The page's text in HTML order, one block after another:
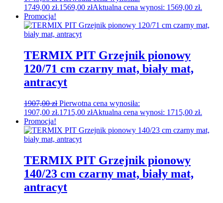
1749,00 zł.1569,00 złAktualna cena wynosi: 1569,00 zł.
Promocja!
TERMIX PIT Grzejnik pionowy
120/71 cm czarny mat, biały mat,
antracyt
1907,00zł Pierwotna cena wynosiła:
1907,00 zł.1715,00 złAktualna cena wynosi: 1715,00 zł.
Promocja!
TERMIX PIT Grzejnik pionowy
140/23 cm czarny mat, biały mat,
antracyt